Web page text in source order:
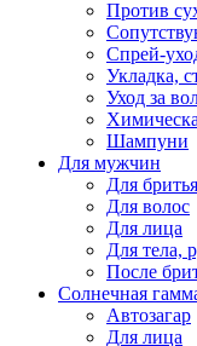
Против
Спрей-
Укладка,
Уход за
Шампуни
Для мужчин
Для бритья
Для волос
Для лица
Для тела,
После
Солнечная
Автозагар
Для лица